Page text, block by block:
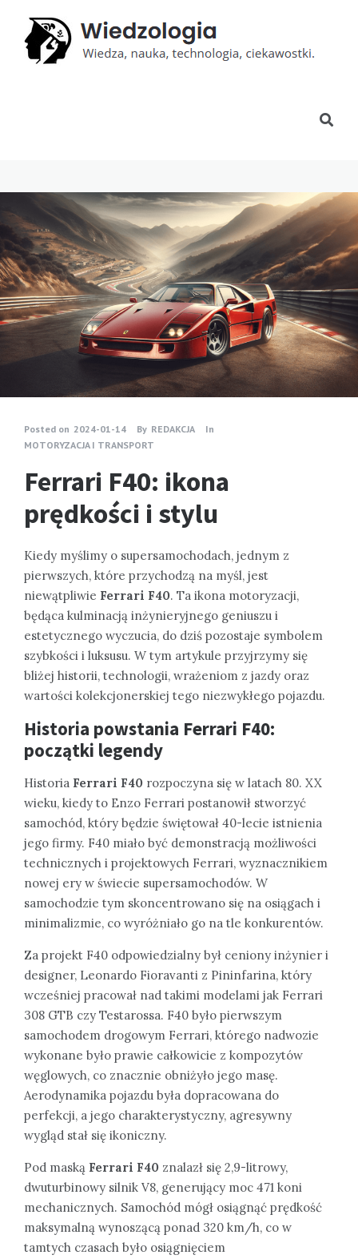
Posted on 2024-01-14 By REDAKCJA
In
MOTORYZACJA I TRANSPORT
Ferrari F40: ikona
prędkości i stylu
Kiedy myślimy o supersamochodach, jednym z
pierwszych, które przychodzą na myśl, jest
niewątpliwie Ferrari F40. Ta ikona motoryzacji,
będąca kulminacją inżynieryjnego geniuszu i
estetycznego wyczucia, do dziś pozostaje symbolem
szybkości i luksusu. W tym artykule przyjrzymy się
bliżej historii, technologii, wrażeniom z jazdy oraz
wartości kolekcjonerskiej tego niezwykłego pojazdu.
Historia powstania Ferrari F40:
początki legendy
Historia Ferrari F40 rozpoczyna się w latach 80. XX
wieku, kiedy to Enzo Ferrari postanowił stworzyć
samochód, który będzie świętował 40-lecie istnienia
jego firmy. F40 miało być demonstracją możliwości
technicznych i projektowych Ferrari, wyznacznikiem
nowej ery w świecie supersamochodów. W
samochodzie tym skoncentrowano się na osiągach i
minimalizmie, co wyróżniało go na tle konkurentów.
Za projekt F40 odpowiedzialny był ceniony inżynier i
designer, Leonardo Fioravanti z Pininfarina, który
wcześniej pracował nad takimi modelami jak Ferrari
308 GTB czy Testarossa. F40 było pierwszym
samochodem drogowym Ferrari, którego nadwozie
wykonane było prawie całkowicie z kompozytów
węglowych, co znacznie obniżyło jego masę.
Aerodynamika pojazdu była dopracowana do
perfekcji, a jego charakterystyczny, agresywny
wygląd stał się ikoniczny.
Pod maską Ferrari F40 znalazł się 2,9-litrowy,
dwuturbinowy silnik V8, generujący moc 471 koni
mechanicznych. Samochód mógł osiągnąć prędkość
maksymalną wynoszącą ponad 320 km/h, co w
tamtych czasach było osiągnięciem